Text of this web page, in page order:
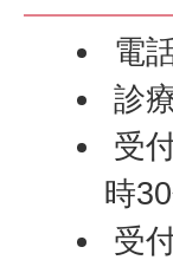
電
診
受
時
受